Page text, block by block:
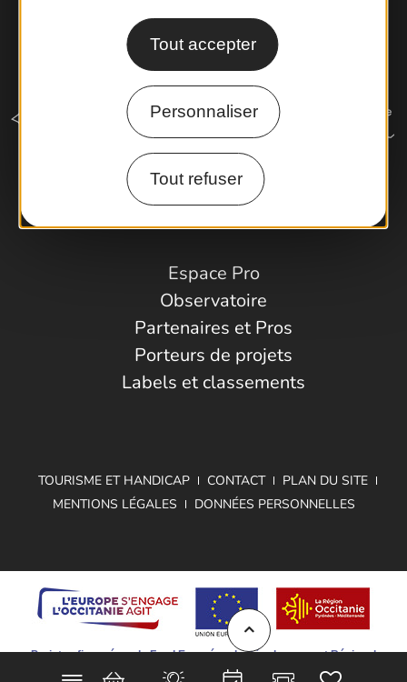
Tout accepter
Personnaliser
Tout refuser
Comment venir ?
Espace Pro
Observatoire
Partenaires et Pros
Porteurs de projets
Labels et classements
TOURISME ET HANDICAP CONTACT
PLAN DU SITE
MENTIONS LÉGALES
DONNÉES PERSONNELLES
Projet cofinancé par le Fond Européen de Développement Régional